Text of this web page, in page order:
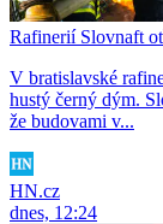
Rafinerií Slovnaft
V bratislavské
hustý černý dým.
že budovami v...
HN.cz
dnes, 12:24